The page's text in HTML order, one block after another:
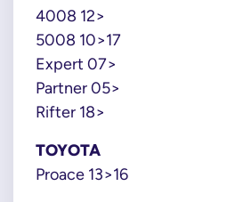
4008 12>
5008 10>17
Expert 07>
Partner 05>
Rifter 18>
TOYOTA
Proace 13>16